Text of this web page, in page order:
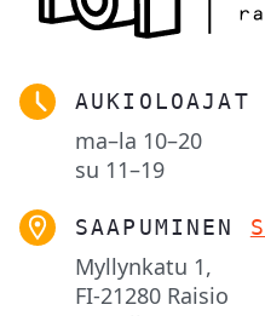
AUKIOLOAJAT
ma–la 10–20
su 11–19
SAAPUMINEN
Myllynkatu 1,
FI-21280 Raisio